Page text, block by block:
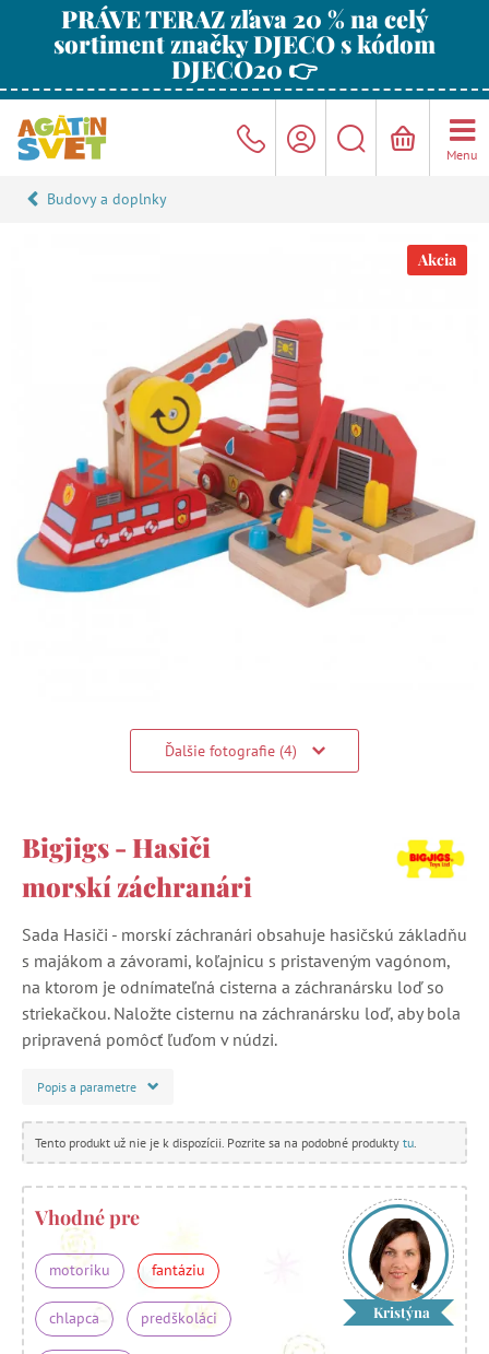
PRÁVE TERAZ zľava 20 % na celý
sortiment značky DJECO s kódom
DJECO20 👉
Menu
Budovy a doplnky
Akcia
Ďalšie fotografie (4)
Bigjigs - Hasiči
morskí záchranári
Sada Hasiči - morskí záchranári obsahuje hasičskú základňu
s majákom a závorami, koľajnicu s pristaveným vagónom,
na ktorom je odnímateľná cisterna a záchranársku loď so
striekačkou. Naložte cisternu na záchranársku loď, aby bola
pripravená pomôcť ľuďom v núdzi.
Popis a parametre
Tento produkt už nie je k dispozícii. Pozrite sa na podobné produkty tu
Vhodné pre
motoriku fantáziu
chlapca predškoláci Kristýna